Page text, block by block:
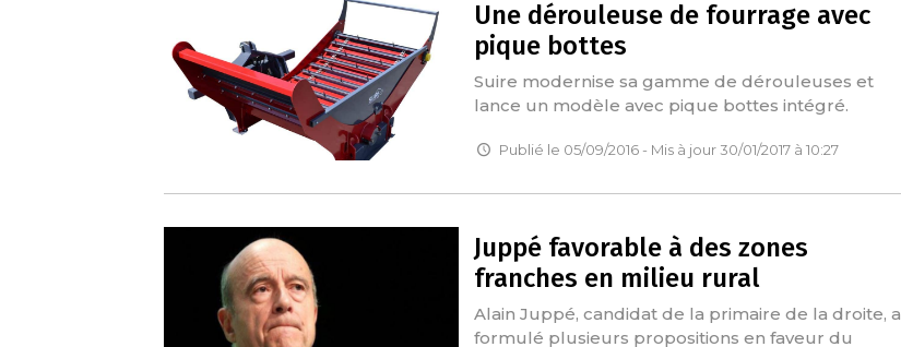
Une dérouleuse de fourrage avec
pique bottes
Suire modernise sa gamme de dérouleuses et
lance un modèle avec pique bottes intégré.
Publié le 05/09/2016 - Mis à jour 30/01/2017 à 10:27
Juppé favorable à des zones
franches en milieu rural
Alain Juppé, candidat de la primaire de la droite, a
formulé plusieurs propositions en faveur du